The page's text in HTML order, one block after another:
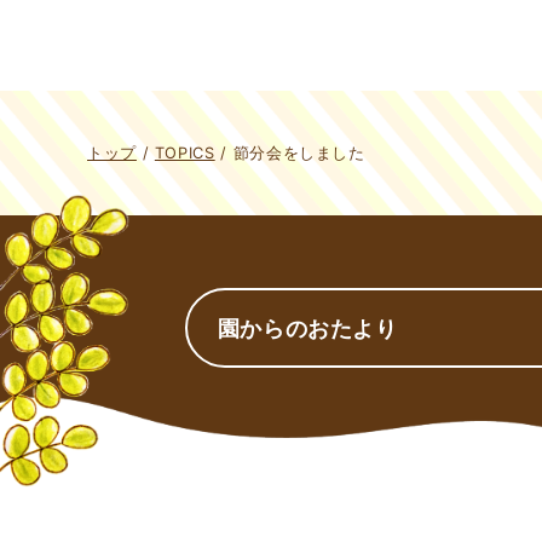
現
在
の
位
置：
トップ/TOPICS / 節分会をしました
園からのおたより